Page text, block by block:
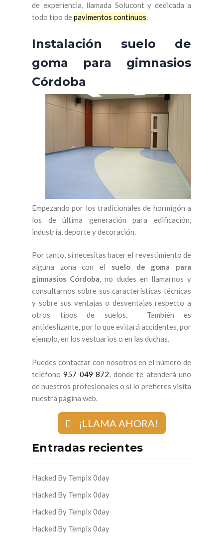
de experiencia, llamada Solucont y dedicada a
todo tipo depavimentos continuos.
Instalación suelo de
goma para gimnasios
Córdoba
Empezando por los tradicionales de hormigón a
los de última generación para edificación,
industria, deporte y decoración.
Por tanto, si necesitas hacer el revestimiento de
alguna zona con el suelo de goma para
gimnasios Córdoba, no dudes en llamarnos y
consultarnos sobre sus características técnicas
y sobre sus ventajas o desventajas respecto a
otros tipos de suelos. También es
antideslizante, por lo que evitará accidentes, por
ejemplo, en los vestuarios o en las duchas.
Puedes contactar con nosotros en el número de
teléfono957 049 872 , donde te atenderá uno
de nuestros profesionales o si lo prefieres visita
nuestra página web.
¡LLAMA AHORA!
Entradas recientes
Hacked By Tempix 0day
Hacked By Tempix 0day
Hacked By Tempix 0day
Hacked By Tempix 0day